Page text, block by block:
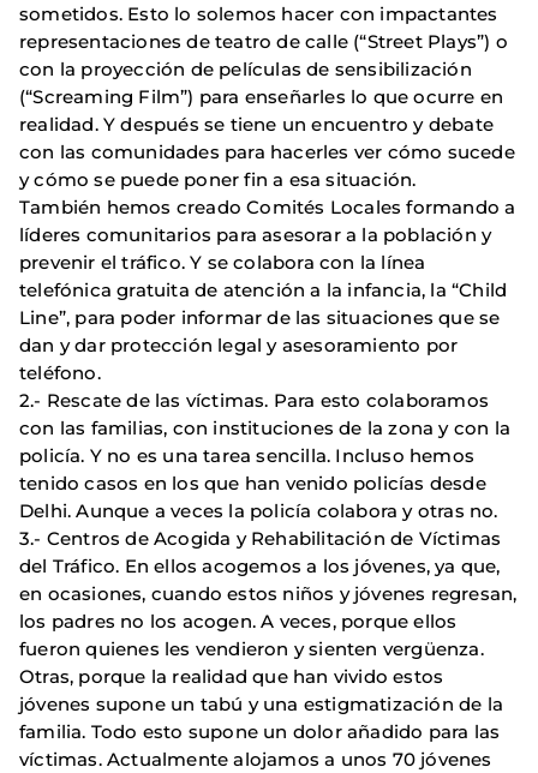
sometidos. Esto lo solemos hacer con impactantes
representaciones de teatro de calle (“Street Plays”) o
con la proyección de películas de sensibilización
(“Screaming Film”) para enseñarles lo que ocurre en
realidad. Y después se tiene un encuentro y debate
con las comunidades para hacerles ver cómo sucede
y cómo se puede poner fin a esa situación.
También hemos creado Comités Locales formando a
líderes comunitarios para asesorar a la población y
prevenir el tráfico. Y se colabora con la línea
telefónica gratuita de atención a la infancia, la “Child
Line”, para poder informar de las situaciones que se
dan y dar protección legal y asesoramiento por
teléfono.
2.- Rescate de las víctimas. Para esto colaboramos
con las familias, con instituciones de la zona y con la
policía. Y no es una tarea sencilla. Incluso hemos
tenido casos en los que han venido policías desde
Delhi. Aunque a veces la policía colabora y otras no.
3.- Centros de Acogida y Rehabilitación de Víctimas
del Tráfico. En ellos acogemos a los jóvenes, ya que,
en ocasiones, cuando estos niños y jóvenes regresan,
los padres no los acogen. A veces, porque ellos
fueron quienes les vendieron y sienten vergüenza.
Otras, porque la realidad que han vivido estos
jóvenes supone un tabú y una estigmatización de la
familia. Todo esto supone un dolor añadido para las
víctimas. Actualmente alojamos a unos 70 jóvenes